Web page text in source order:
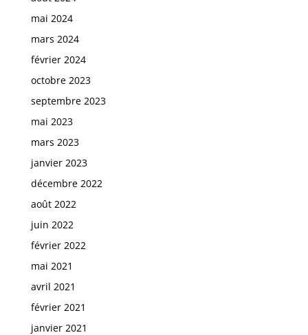
mai 2024
mars 2024
février 2024
octobre 2023
septembre 2023
mai 2023
mars 2023
janvier 2023
décembre 2022
août 2022
juin 2022
février 2022
mai 2021
avril 2021
février 2021
janvier 2021